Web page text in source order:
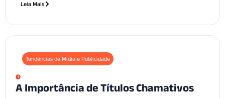
Leia Mais
Tendências de Mídia e Publicidade
A Importância de Títulos Chamativos